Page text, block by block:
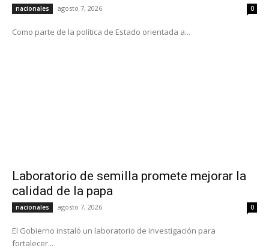
nacionales agosto 7, 2026 0
Como parte de la política de Estado orientada a...
Laboratorio de semilla promete mejorar la
calidad de la papa
nacionales agosto 7, 2026 0
El Gobierno instaló un laboratorio de investigación para
fortalecer...